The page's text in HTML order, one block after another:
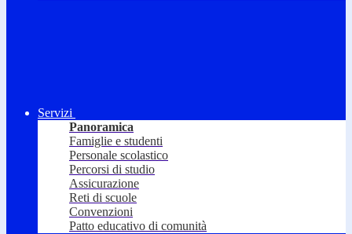
Servizi
Panoramica
Famiglie e studenti
Personale scolastico
Percorsi di studio
Assicurazione
Reti di scuole
Convenzioni
Patto educativo di comunità